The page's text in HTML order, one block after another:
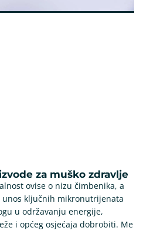
za muško zdravlje
ovise o nizu čimbenika, a
ključnih mikronutrijenata
u održavanju energije,
i općeg osjećaja dobrobiti. Me